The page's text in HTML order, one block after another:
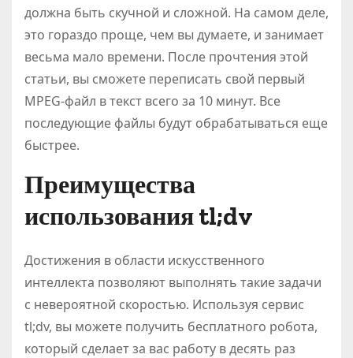
должна быть скучной и сложной. На самом деле,
это гораздо проще, чем вы думаете, и занимает
весьма мало времени. После прочтения этой
статьи, вы сможете переписать свой первый
MPEG-файл в текст всего за 10 минут. Все
последующие файлы будут обрабатываться еще
быстрее.
Преимущества
использования tl;dv
Достижения в области искусственного
интеллекта позволяют выполнять такие задачи
с невероятной скоростью. Используя сервис
tl;dv, вы можете получить бесплатного робота,
который сделает за вас работу в десять раз